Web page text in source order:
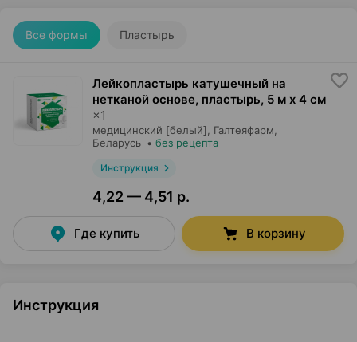
Все формы Пластырь
Лейкопластырь катушечный на
нетканой основе, пластырь, 5 м х 4 см
×1
медицинский [белый], Галтеяфарм
Беларусь • без рецепта
Инструкция
4,22 — 4,51 р.
Где купить В корзину
Инструкция